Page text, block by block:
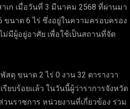
ก เมื่อวันที่ 3 มีนาคม 2568 ที่ผ่านมา
นาด 6 ไร่ ซึ่งอยู่ในความครอบครอง
มีผู้อยู่อาศัย เพื่อใช้เป็นสถานที่จัด
ดุ ขนาด 2 ไร่ 0 งาน 32 ตารางวา
ยบร้อยแล้ว ในวันนี้ผู้ว่าราการจังหวัด
ราชการ หน่วยงานที่เกี่ยวข้อง ร่วม